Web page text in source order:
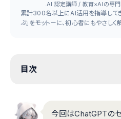
.AI 認定講師 / 教育×AIの専門
累計300名以上にAI活用を指導して
ぶ」をモットーに、初心者にもやさしく
目次
今回はChatGPTの